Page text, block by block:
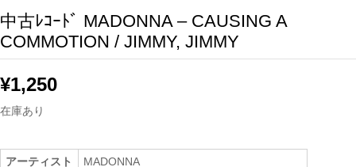
中古ﾚｺｰﾄﾞ MADONNA – CAUSING A
COMMOTION / JIMMY, JIMMY
¥1,250
在庫あり
アーティスト
MADONNA